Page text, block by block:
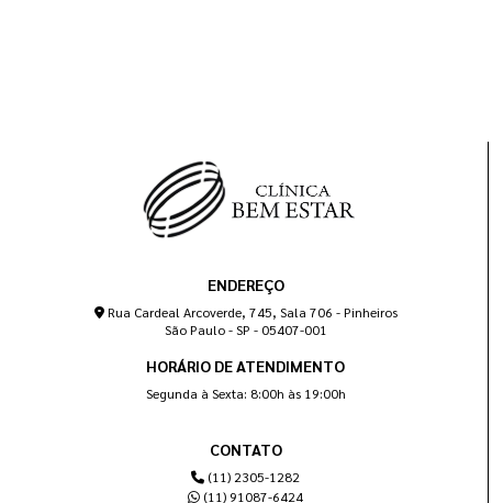
ENDEREÇO
Rua Cardeal Arcoverde, 745, Sala 706 - Pinheiros
São Paulo - SP - 05407-001
HORÁRIO DE ATENDIMENTO
Segunda à Sexta: 8:00h às 19:00h
CONTATO
(11) 2305-1282
(11) 91087-6424